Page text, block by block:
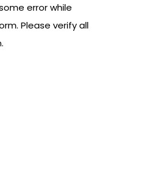
error while
Please verify all